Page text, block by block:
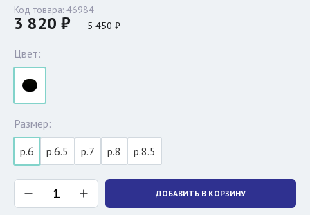
Код товара: 46984
3 820 ₽ 5 450 ₽
Цвет:
Размер:
р.6
р.6.5 р.7 р.8 р.8.5
ДОБАВИТЬ В КОРЗИНУ